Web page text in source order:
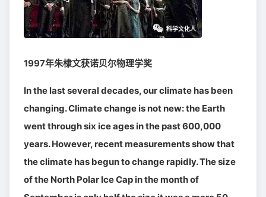
1997年朱棣文获诺贝尔物理学奖
In the last several decades, our climate has been
changing. Climate change is not new: the Earth
went through six ice ages in the past 600,000
years. However, recent measurements show that
the climate has begun to change rapidly. The size
of the North Polar Ice Cap in the month of